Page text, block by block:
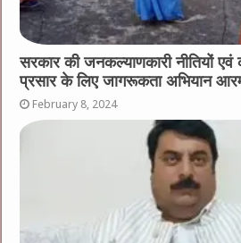
सरकार की जनकल्याणकारी नीतियों एवं
प्रसार के लिए जागरूकता अभियान
February 8, 2024